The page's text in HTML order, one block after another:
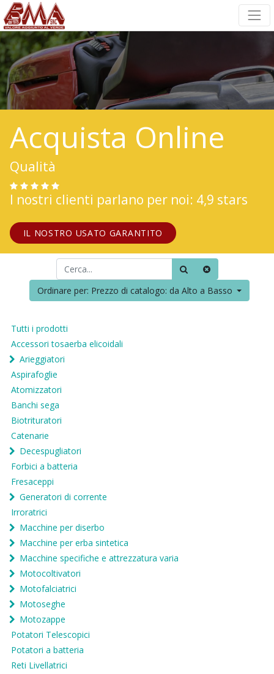
Acquista Online
Qualità
I nostri clienti parlano per noi: 4,9 stars
IL NOSTRO USATO GARANTITO
Ordinare per: Prezzo di catalogo: da Alto a Basso
Tutti i prodotti
Accessori tosaerba elicoidali
Arieggiatori
Aspirafoglie
Atomizzatori
Banchi sega
Biotrituratori
Catenarie
Decespugliatori
Forbici a batteria
Fresaceppi
Generatori di corrente
Irroratrici
Macchine per diserbo
Macchine per erba sintetica
Macchine specifiche e attrezzatura varia
Motocoltivatori
Motofalciatrici
Motoseghe
Motozappe
Potatori Telescopici
Potatori a batteria
Reti Livellatrici